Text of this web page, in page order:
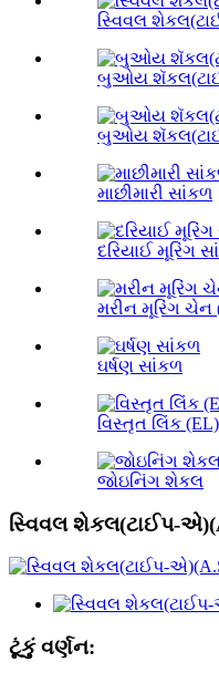
સ્વિવલ
બુઓય
બુઓય
માછીમારી સાંકળ
દરિયાઈ મૂરિંગ
મરીન મૂરિંગ ચેન
ઘર્ષણ સાંકળ
વિસ્તૃત લિંક (EL)
જોઇનિંગ શેકલ
સ્વિવલ શેકલ(ટાઈપ-
ટૂંકું વર્ણન: